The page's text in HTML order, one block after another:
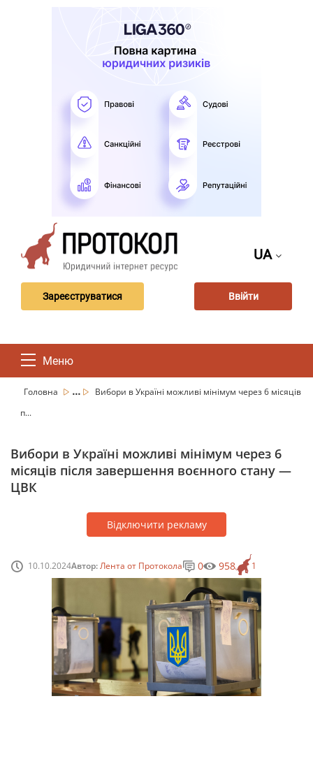
UA
Зареєструватися Ввійти
Меню
Головна ...
Вибори в Україні можливі мінімум через 6 місяців
п...
Вибори в Україні можливі мінімум через 6
місяців після завершення воєнного стану —
ЦВК
Відключити рекламу
10.10.2024Автор:Лента от Протокола 1
0 958